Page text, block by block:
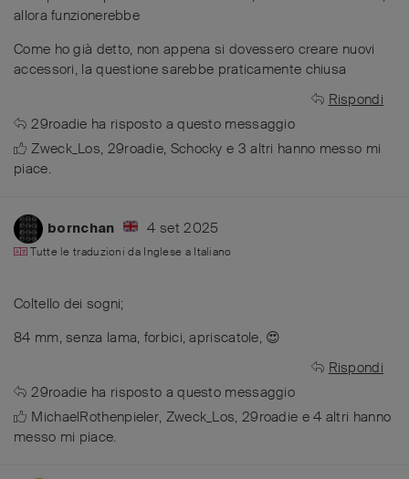
allora funzionerebbe
Come ho già detto, non appena si dovessero creare nuovi
accessori, la questione sarebbe praticamente chiusa
Rispondi
29roadie ha risposto a questo messaggio
Zweck_Los, 29roadie, Schocky e 3 altri hanno messo mi
piace.
bornchan 4 set 2025
Tutte le traduzioni da Inglese a Italiano
Coltello dei sogni;
84 mm, senza lama, forbici, apriscatole, 😍
Rispondi
29roadie ha risposto a questo messaggio
MichaelRothenpieler, Zweck_Los, 29roadie e4 altri hanno
messo mi piace.